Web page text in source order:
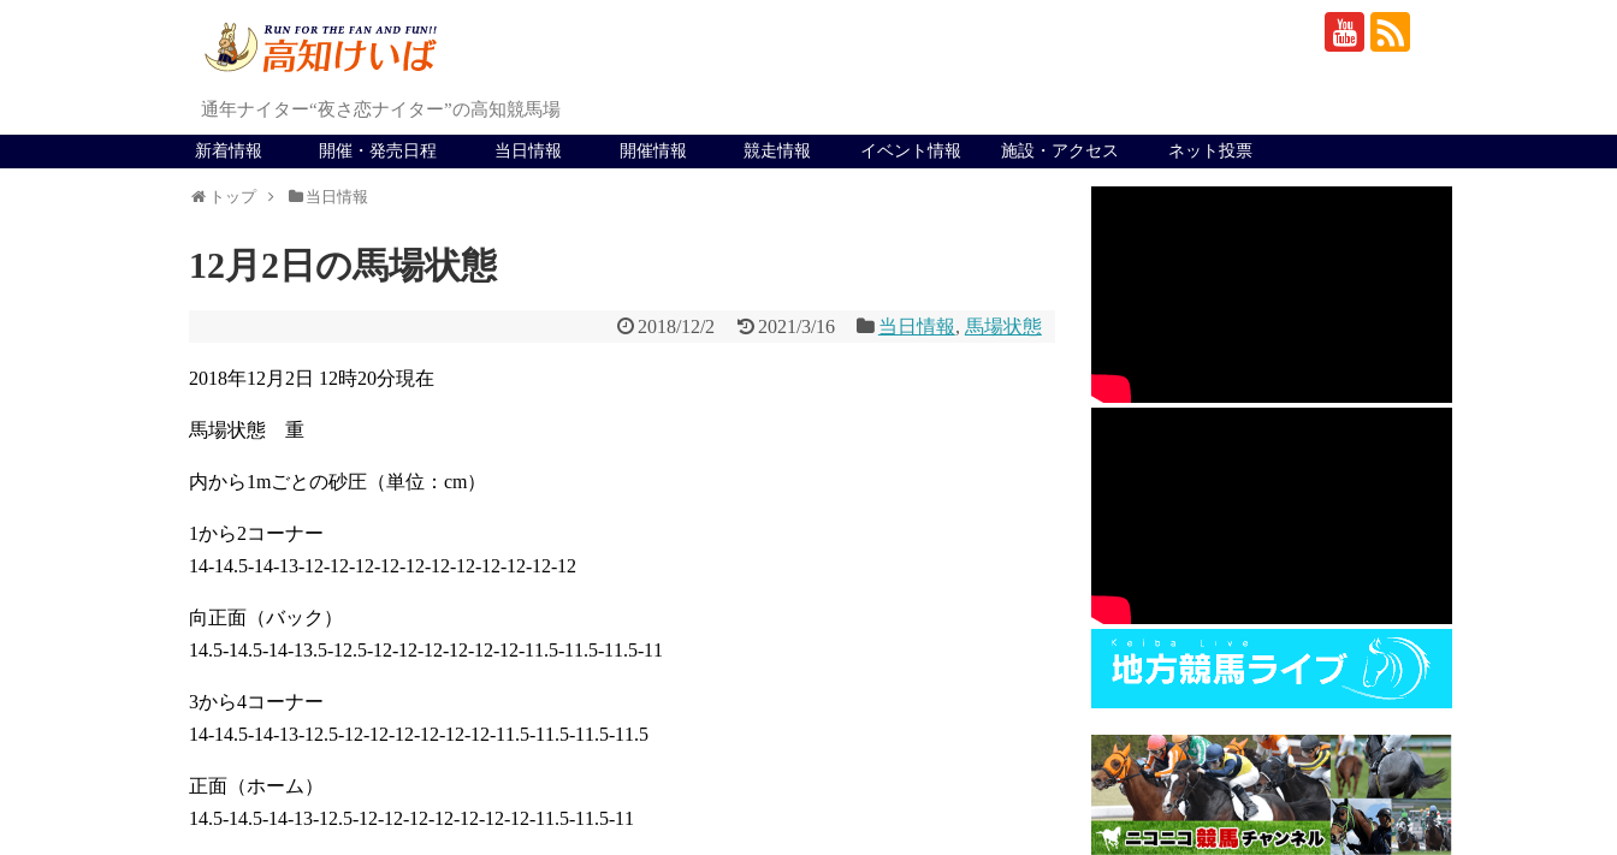
通年ナイター“夜さ恋ナイター”の高知競馬場
新着情報 開催・発売日程 当日情報 開催情報 競走情報 イベント情報 施設・アクセス ネット投票
トップ 当日情報
12月2日の馬場状態
2018/12/2 2021/3/16 当日情報, 馬場状態
2018年12月2日 12時20分現在
馬場状態 重
内から1mごとの砂圧（単位：cm）
1から2コーナー
14-14.5-14-13-12-12-12-12-12-12-12-12-12-12-12
向正面（バック）
14.5-14.5-14-13.5-12.5-12-12-12-12-12-12-11.5-11.5-11.5-11
3から4コーナー
14-14.5-14-13-12.5-12-12-12-12-12-12-11.5-11.5-11.5-11.5
正面（ホーム）
14.5-14.5-14-13-12.5-12-12-12-12-12-12-12-11.5-11.5-11